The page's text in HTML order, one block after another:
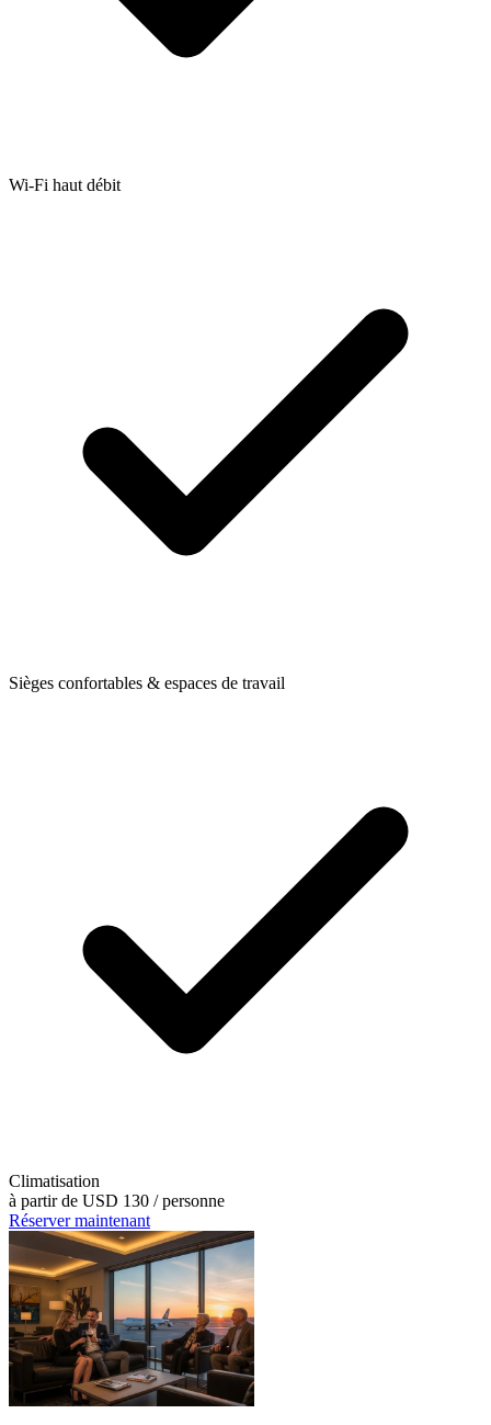
Wi-Fi haut débit
Sièges confortables & espaces de travail
Climatisation
à partir de USD 130 / personne
Réserver maintenant